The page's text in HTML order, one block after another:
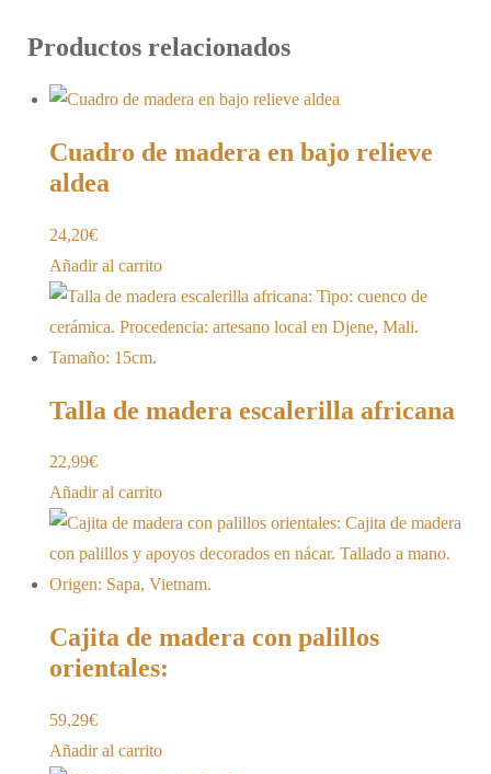
Productos relacionados
Cuadro de madera en bajo relieve
aldea
24,20€
Añadir al carrito
Talla de madera escalerilla africana
22,99€
Añadir al carrito
Cajita de madera con palillos
orientales:
59,29€
Añadir al carrito